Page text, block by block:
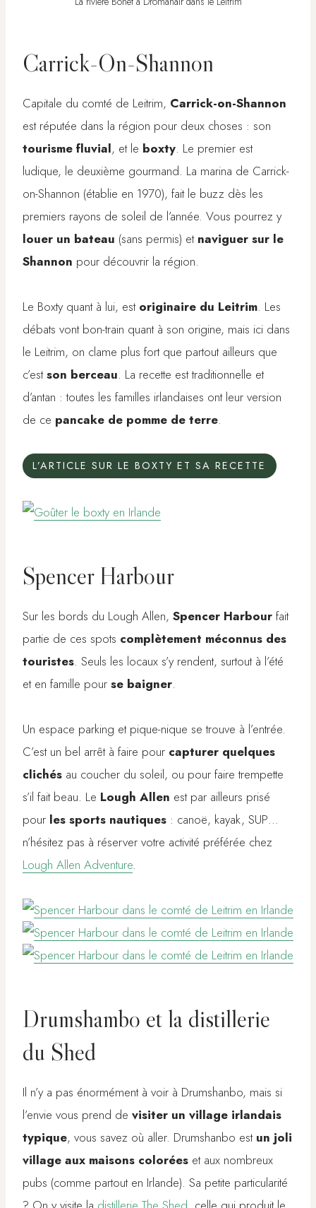
Carrick-On-Shannon
Capitale du comté de Leitrim, Carrick-on-Shannon
est réputée dans la région pour deux choses : son
tourisme fluvial, et le boxty. Le premier est
ludique, le deuxième gourmand. La marina de Carrick-
on-Shannon (établie en 1970), fait le buzz dès les
premiers rayons de soleil de l’année. Vous pourrez y
louer un bateau (sans permis) et naviguer sur le
Shannon pour découvrir la région.
Le Boxty quant à lui, estoriginaire du Leitrim. Les
débats vont bon-train quant à son origine, mais ici dans
le Leitrim, on clame plus fort que partout ailleurs que
c’estson berceau. La recette est traditionnelle et
d’antan : toutes les familles irlandaises ont leur version
de ce pancake de pomme de terre.
L’ARTICLE SUR LE BOXTY ET SA RECETTE
Spencer Harbour
Sur les bords du Lough Allen, Spencer Harbour fait
partie de ces spots complètement méconnus des
touristes. Seuls les locaux s’y rendent, surtout à l’été
et en famille pour se baigner.
Un espace parking et pique-nique se trouve à l’entrée.
C’est un bel arrêt à faire pour capturer quelques
clichés au coucher du soleil, ou pour faire trempette
s’il fait beau. Le Lough Allen est par ailleurs prisé
pour les sports nautiques : canoë, kayak, SUP…
n’hésitez pas à réserver votre activité préférée chez
Lough Allen Adventure.
Drumshambo et la distillerie
du Shed
Il n’y a pas énormément à voir à Drumshanbo, mais si
l’envie vous prend de visiter un village irlandais
typique, vous savez où aller. Drumshanbo est un joli
village aux maisons colorées et aux nombreux
pubs (comme partout en Irlande). Sa petite particularité